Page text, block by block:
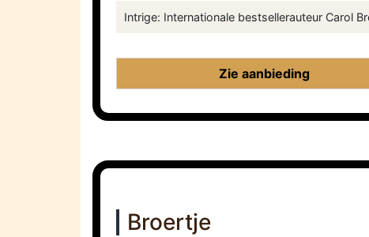
Intrige: Internationale bestsellerauteur Carol
Zie aanbieding
Broertje